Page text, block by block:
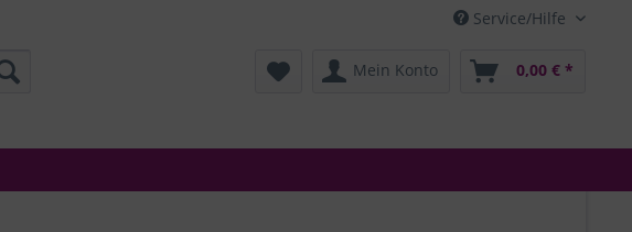
Service/Hilfe
Mein Konto 0,00 € *